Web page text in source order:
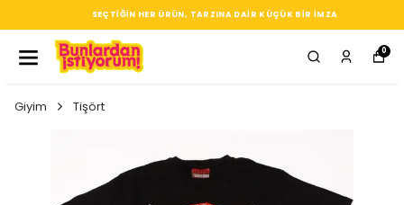
SEÇTIĞIN HER ÜRÜN, TARZINA DAIR KÜÇÜK BIR IMZA
0
Giyim Tişört